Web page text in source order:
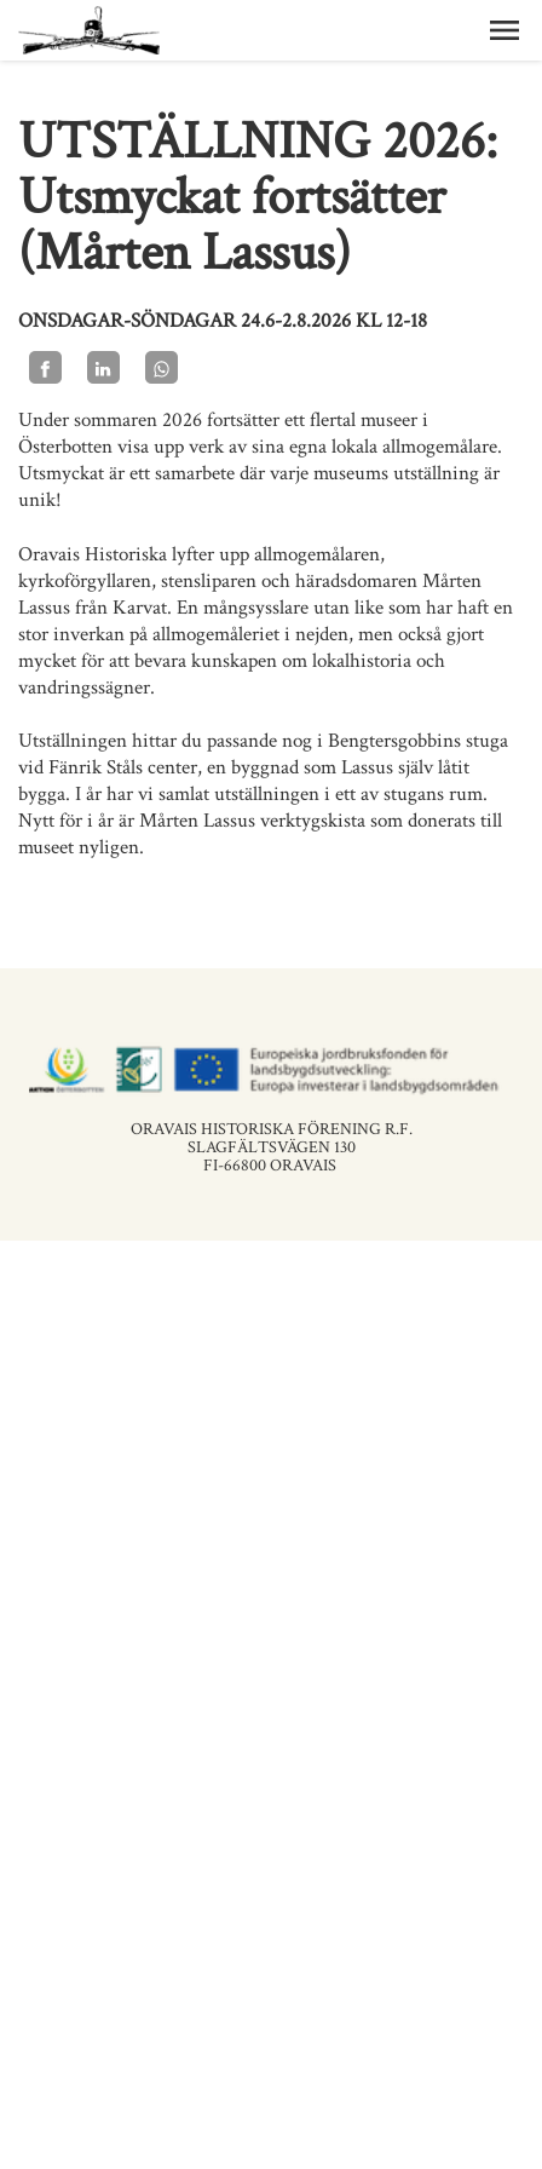
UTSTÄLLNING 2026:
Utsmyckat fortsätter
(Mårten Lassus)
ONSDAGAR-SÖNDAGAR 24.6-2.8.2026 KL 12-18
Under sommaren 2026 fortsätter ett flertal museer i
Österbotten visa upp verk av sina egna lokala allmogemålare.
Utsmyckat är ett samarbete där varje museums utställning är
unik!
Oravais Historiska lyfter upp allmogemålaren,
kyrkoförgyllaren, stensliparen och häradsdomaren Mårten
Lassus från Karvat. En mångsysslare utan like som har haft en
stor inverkan på allmogemåleriet i nejden, men också gjort
mycket för att bevara kunskapen om lokalhistoria och
vandringssägner.
Utställningen hittar du passande nog i Bengtersgobbins stuga
vid Fänrik Ståls center, en byggnad som Lassus själv låtit
bygga. I år har vi samlat utställningen i ett av stugans rum.
Nytt för i år är Mårten Lassus verktygskista som donerats till
museet nyligen.
ORAVAIS HISTORISKA FÖRENING R.F.
SLAGFÄLTSVÄGEN 130
FI-66800 ORAVAIS